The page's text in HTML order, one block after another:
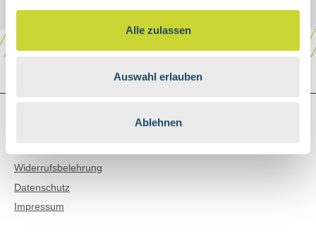
Alle zulassen
Auswahl erlauben
Ablehnen
Widerrufsbelehrung
Datenschutz
Impressum